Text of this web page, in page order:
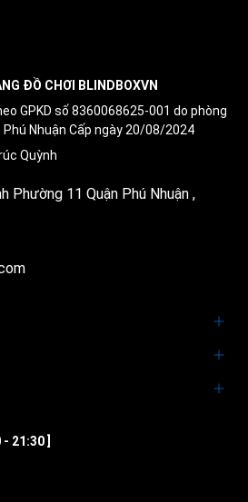
ĐỒ CHƠI BLINDBOXVN
GPKD số 8360068625-001 do phòng
Phú Nhuận Cấp ngày 20/08/2024
Quỳnh
Phường 11 Quận Phú Nhuận ,
21:30 ]